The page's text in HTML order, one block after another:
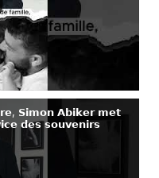
𝗦𝗶𝗺𝗼𝗻 𝗔𝗯𝗶𝗸𝗲𝗿 𝗺𝗲𝘁
𝗱𝗲𝘀 𝘀𝗼𝘂𝘃𝗲𝗻𝗶𝗿𝘀